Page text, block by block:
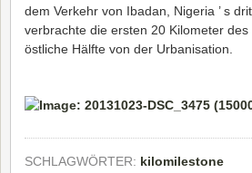
dem Verkehr von Ibadan, Nigeria ’ s
verbrachte die ersten 20 Kilometer des
östliche Hälfte von der Urbanisation.
SCHLAGWÖRTER: kilomilestone